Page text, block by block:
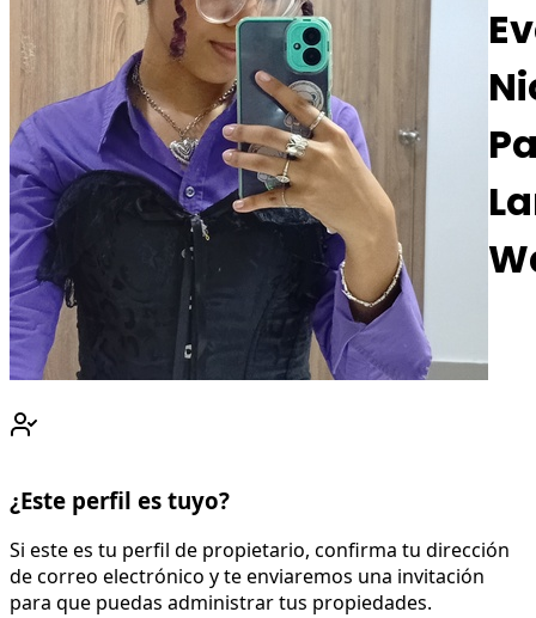
¿Este perfil es tuyo?
Si este es tu perfil de propietario, confirma tu dirección
de correo electrónico y te enviaremos una invitación
para que puedas administrar tus propiedades.